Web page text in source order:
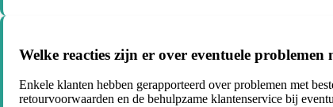
Welke reacties zijn er over eventuele
Enkele klanten hebben gerapporteerd over problemen met
retourvoorwaarden en de behulpzame klantenservice bij